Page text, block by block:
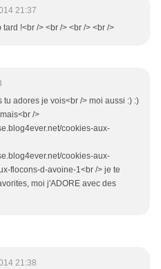
21:37
tard !<br /> <br /> <br /> <br />
adores je vois<br /> moi aussi :) :)
/>
cookies-aux-
cookies-aux-
flocons-d-avoine-1<br /> je te
moi j'ADORE avec des
21:38